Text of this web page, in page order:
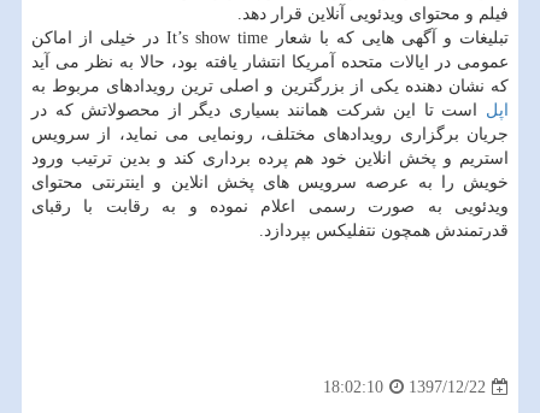
فیلم و محتوای ویدئویی آنلاین قرار دهد.
تبلیغات و آگهی هایی كه با شعار It’s show time در خیلی از اماكن
عمومی در ایالات متحده آمریكا انتشار یافته بود، حالا به نظر می آید
كه نشان دهنده یكی از بزرگترین و اصلی ترین رویدادهای مربوط به
اپل است تا این شركت همانند بسیاری دیگر از محصولاتش كه در
جریان برگزاری رویدادهای مختلف، رونمایی می نماید، از سرویس
استریم و پخش انلاین خود هم پرده برداری كند و بدین ترتیب ورود
خویش را به عرصه سرویس های پخش انلاین و اینترنتی محتوای
ویدئویی به صورت رسمی اعلام نموده و به رقابت با رقبای
قدرتمندش همچون نتفلیكس بپردازد.
1397/12/22
18:02:10